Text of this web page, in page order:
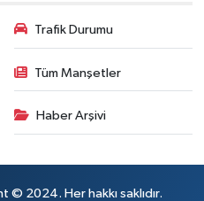
Trafik Durumu
Tüm Manşetler
Haber Arşivi
© 2024. Her hakkı saklıdır.